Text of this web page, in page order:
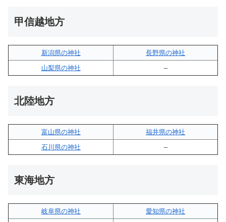
甲信越地方
新潟県の神社
長野県の神社
山梨県の神社
–
北陸地方
富山県の神社
福井県の神社
石川県の神社
–
東海地方
岐阜県の神社
愛知県の神社